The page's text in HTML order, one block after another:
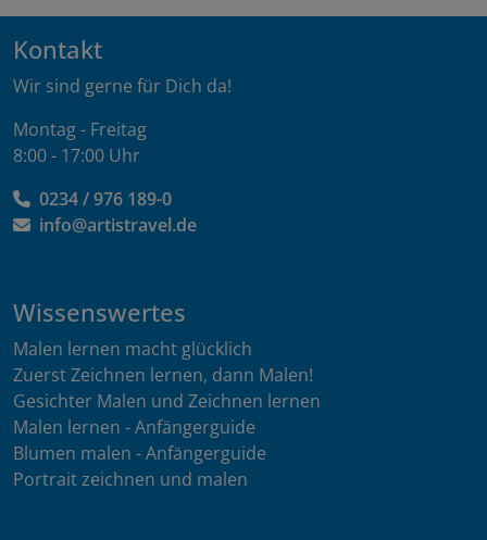
Kontakt
Wir sind gerne für Dich da!
Montag - Freitag
8:00 - 17:00 Uhr
0234 / 976 189-0
info@artistravel.de
Wissenswertes
Malen lernen macht glücklich
Zuerst Zeichnen lernen, dann Malen!
Gesichter Malen und Zeichnen lernen
Malen lernen - Anfängerguide
Blumen malen - Anfängerguide
Portrait zeichnen und malen